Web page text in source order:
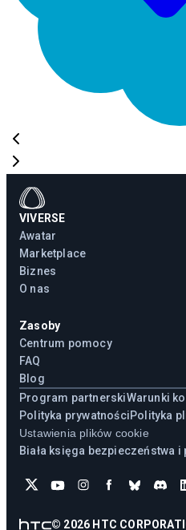
VIVERSE
Awatar
Marketplace
Biznes
O nas
Zasoby
Centrum pomocy
FAQ
Blog
Program partnerskiWarunki
Polityka prywatnościPolityka
Ustawienia plików cookie
Biała księga bezpieczeństwa i
© 2026 HTC